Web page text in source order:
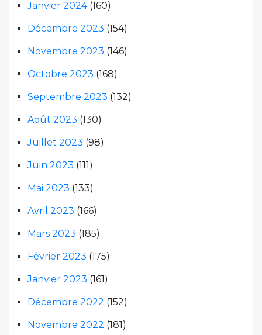
Janvier 2024(160)
Décembre 2023 (154)
Novembre 2023 (146)
Octobre 2023 (168)
Septembre 2023 (132)
Août 2023 (130)
Juillet 2023 (98)
Juin 2023 (111)
Mai 2023 (133)
Avril 2023 (166)
Mars 2023 (185)
Février 2023 (175)
Janvier 2023 (161)
Décembre 2022 (152)
Novembre 2022 (181)